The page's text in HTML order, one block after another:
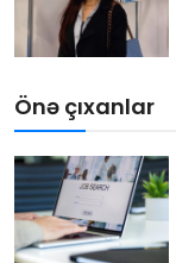
Önə çıxanlar